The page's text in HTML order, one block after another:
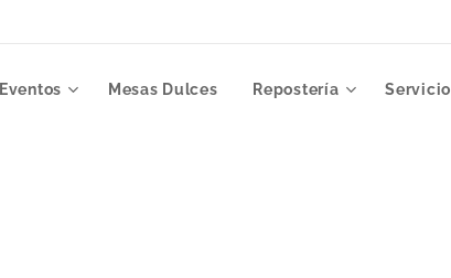
Eventos Mesas Dulces Repostería